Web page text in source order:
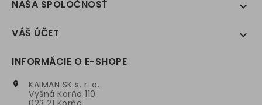
NAŠA SPOLOČNOSŤ 
VÁŠ ÚČET 
INFORMÁCIE O E-SHOPE

KAIMAN SK s. r. o.
Vyšná Korňa 110